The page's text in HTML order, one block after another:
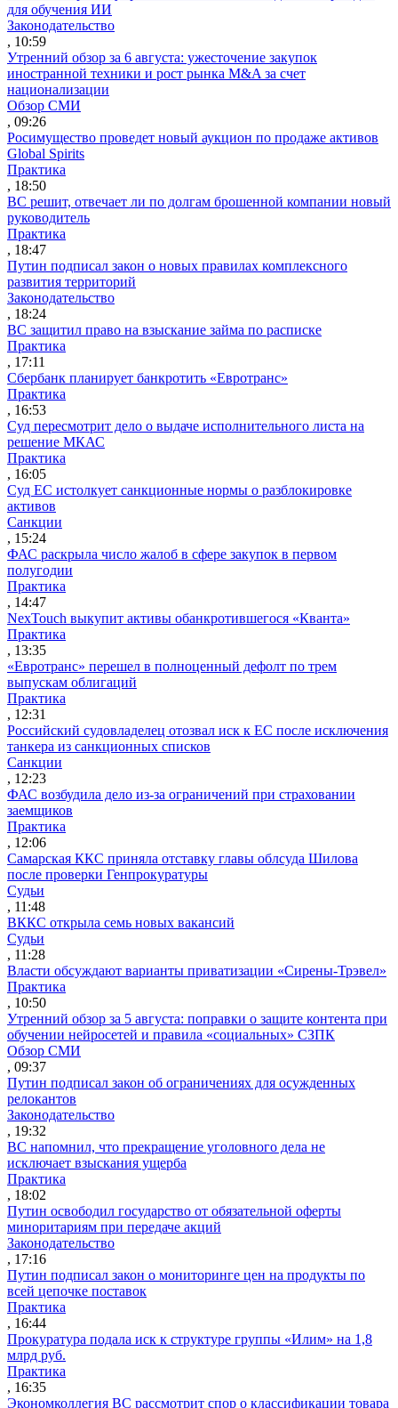
для обучения ИИ
Законодательство
, 10:59
Утренний обзор за 6 августа: ужесточение закупок
иностранной техники и рост рынка M&A за счет
национализации
Обзор СМИ
, 09:26
Росимущество проведет новый аукцион по продаже активов
Global Spirits
Практика
, 18:50
ВС решит, отвечает ли по долгам брошенной компании новый
руководитель
Практика
, 18:47
Путин подписал закон о новых правилах комплексного
развития территорий
Законодательство
, 18:24
ВС защитил право на взыскание займа по расписке
Практика
, 17:11
Сбербанк планирует банкротить «Евротранс»
Практика
, 16:53
Суд пересмотрит дело о выдаче исполнительного листа на
решение МКАС
Практика
, 16:05
Суд ЕС истолкует санкционные нормы о разблокировке
активов
Санкции
, 15:24
ФАС раскрыла число жалоб в сфере закупок в первом
полугодии
Практика
, 14:47
NexTouch выкупит активы обанкротившегося «Кванта»
Практика
, 13:35
«Евротранс» перешел в полноценный дефолт по трем
выпускам облигаций
Практика
, 12:31
Российский судовладелец отозвал иск к ЕС после исключения
танкера из санкционных списков
Санкции
, 12:23
ФАС возбудила дело из-за ограничений при страховании
заемщиков
Практика
, 12:06
Самарская ККС приняла отставку главы облсуда Шилова
после проверки Генпрокуратуры
Судьи
, 11:48
ВККС открыла семь новых вакансий
Судьи
, 11:28
Власти обсуждают варианты приватизации «Сирены-Трэвел»
Практика
, 10:50
Утренний обзор за 5 августа: поправки о защите контента при
обучении нейросетей и правила «социальных» СЗПК
Обзор СМИ
, 09:37
Путин подписал закон об ограничениях для осужденных
релокантов
Законодательство
, 19:32
ВС напомнил, что прекращение уголовного дела не
исключает взыскания ущерба
Практика
, 18:02
Путин освободил государство от обязательной оферты
миноритариям при передаче акций
Законодательство
, 17:16
Путин подписал закон о мониторинге цен на продукты по
всей цепочке поставок
Практика
, 16:44
Прокуратура подала иск к структуре группы «Илим» на 1,8
млрд руб.
Практика
, 16:35
Экономколлегия ВС рассмотрит спор о классификации товара